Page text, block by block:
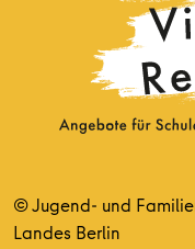
© Jugend- und
Landes Berlin